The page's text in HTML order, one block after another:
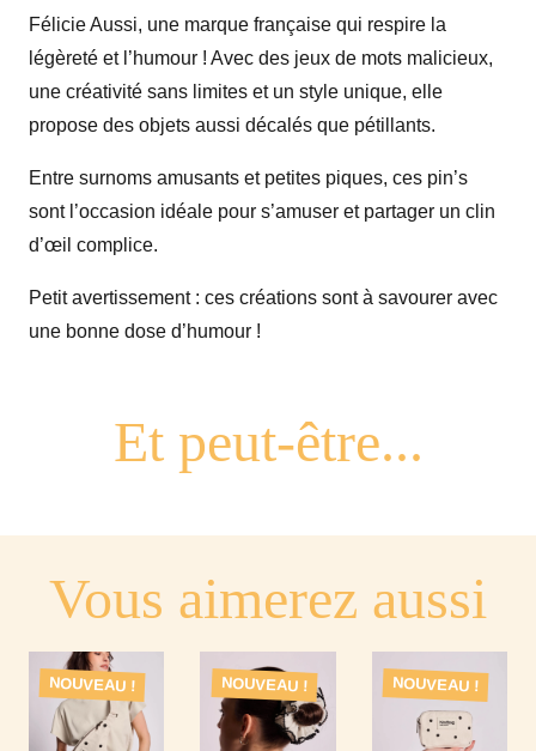
Félicie Aussi, une marque française qui respire la
légèreté et l’humour ! Avec des jeux de mots malicieux,
une créativité sans limites et un style unique, elle
propose des objets aussi décalés que pétillants.
Entre surnoms amusants et petites piques, ces pin’s
sont l’occasion idéale pour s’amuser et partager un clin
d’œil complice.
Petit avertissement : ces créations sont à savourer avec
une bonne dose d’humour !
Vous aimerez aussi
NOUVEAU ! NOUVEAU ! NOUVEAU !